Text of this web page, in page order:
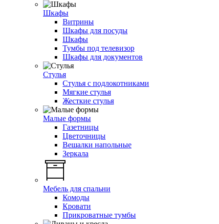
Шкафы
Витрины
Шкафы для посуды
Шкафы
Тумбы под телевизор
Шкафы для документов
Стулья
Стулья с подлокотниками
Мягкие стулья
Жесткие стулья
Малые формы
Газетницы
Цветочницы
Вешалки напольные
Зеркала
Мебель для спальни
Комоды
Кровати
Прикроватные тумбы